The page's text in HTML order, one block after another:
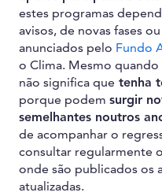
estes programas
avisos, de novas fases
anunciados pelo Fundo
o Clima. Mesmo
não significa que tenha
porque podem surgir
semelhantes noutros
de acompanhar o
consultar regularmente
onde são publicados os
atualizadas.